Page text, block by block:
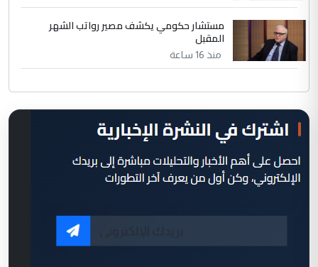
مستشار حكومي يكشف مصير رواتب الشهر
المقبل
منذ 16 ساعة